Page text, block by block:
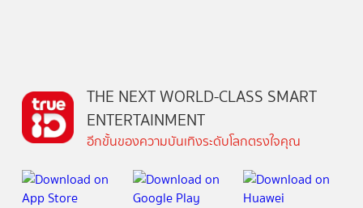
THE NEXT WORLD-CLASS SMART
ENTERTAINMENT
อีกขั้นของความบันเทิงระดับโลกตรงใจคุณ